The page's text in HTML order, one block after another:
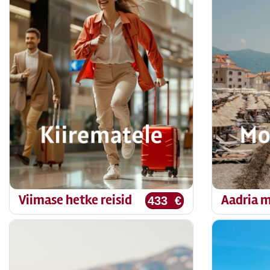
433 €
Viimase hetke reisid Aadria